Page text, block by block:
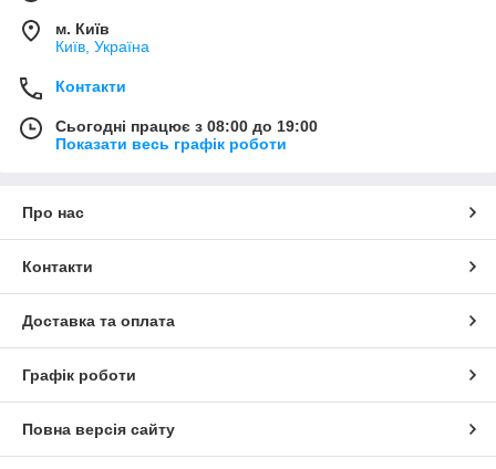
м. Київ
Київ, Україна
Контакти
Сьогодні працює з 08:00 до 19:00
Показати весь графік роботи
Про нас
Контакти
Доставка та оплата
Графік роботи
Повна версія сайту